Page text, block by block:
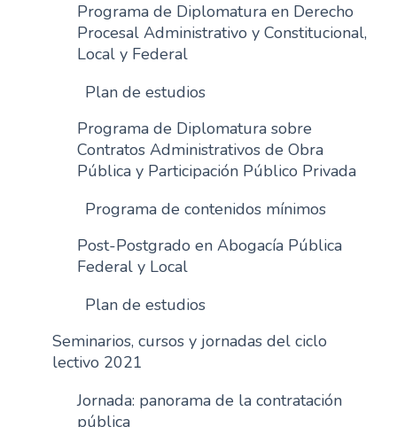
Programa de Diplomatura en Derecho
Procesal Administrativo y Constitucional,
Local y Federal
Plan de estudios
Programa de Diplomatura sobre
Contratos Administrativos de Obra
Pública y Participación Público Privada
Programa de contenidos mínimos
Post-Postgrado en Abogacía Pública
Federal y Local
Plan de estudios
Seminarios, cursos y jornadas del ciclo
lectivo 2021
Jornada: panorama de la contratación
pública